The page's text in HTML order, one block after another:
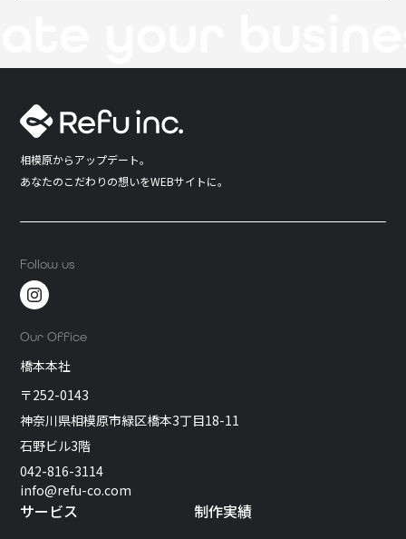
相模原からアップデート。
あなたのこだわりの想いをWEBサイトに。
Follow us
Our Office
橋本本社
〒252-0143
神奈川県相模原市緑区橋本3丁目18-11
石野ビル3階
042-816-3114
info@refu-co.com
サービス 制作実績